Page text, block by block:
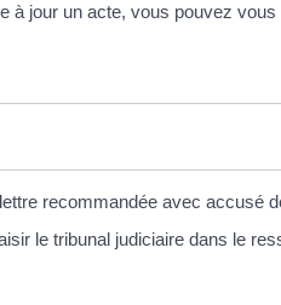
jour un acte, vous pouvez
recommandée avec accusé
le tribunal judiciaire dans le